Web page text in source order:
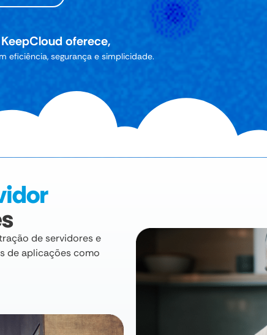
oferece,
eficiência, segurança e simplicidade.
de servidores e
de aplicações como